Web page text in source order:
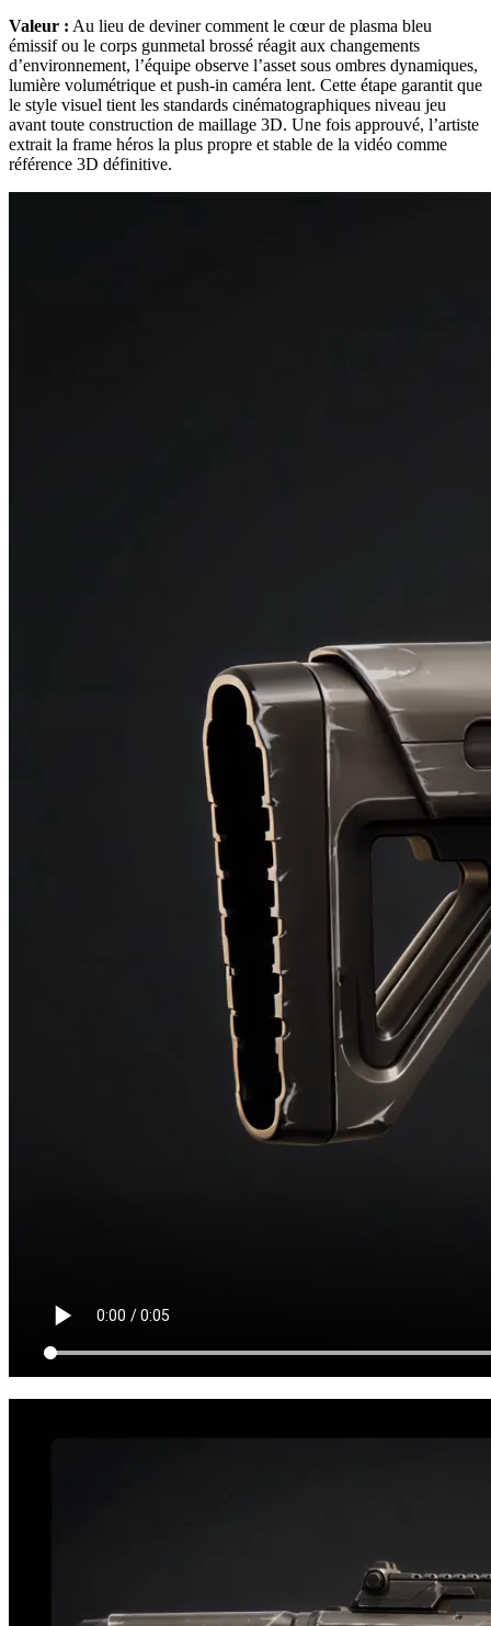
Valeur : Au lieu de deviner comment le cœur de plasma bleu
émissif ou le corps gunmetal brossé réagit aux changements
d’environnement, l’équipe observe l’asset sous ombres dynamiques,
lumière volumétrique et push-in caméra lent. Cette étape garantit que
le style visuel tient les standards cinématographiques niveau jeu
avant toute construction de maillage 3D. Une fois approuvé, l’artiste
extrait la frame héros la plus propre et stable de la vidéo comme
référence 3D définitive.